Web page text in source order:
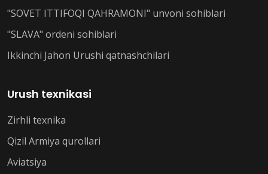
"SOVET ITTIFOQI QAHRAMONI" unvoni sohiblari
"SLAVA" ordeni sohiblari
Ikkinchi Jahon Urushi qatnashchilari
Urush texnikasi
Zirhli texnika
Qizil Armiya qurollari
Aviatsiya